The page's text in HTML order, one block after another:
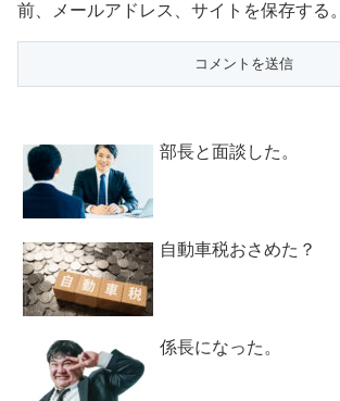
前、メールアドレス、サイトを保存する。
部長と面談した。
自動車税おさめた？
係長になった。